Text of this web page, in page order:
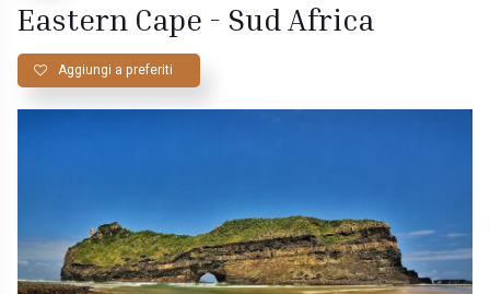
Eastern Cape - Sud Africa
Aggiungi a preferiti